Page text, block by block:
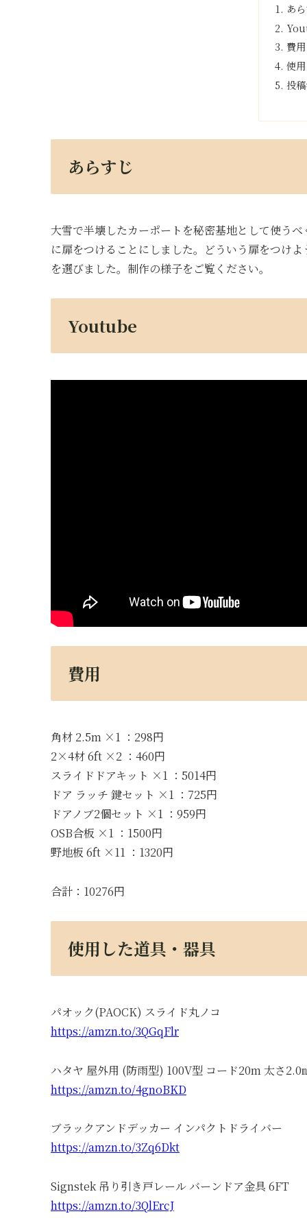
あ
費用
使
投
あらすじ
大雪で半壊したカーポートを秘密基地として使う
に扉をつけることにしました。どういう扉をつけ
を選びました。制作の様子をご覧ください。
Youtube
費用
角材 2.5m ×1 ：298円
2×4材 6ft ×2 ：460円
スライドドアキット ×1 ：5014円
ドア ラッチ 鍵セット ×1 ：725円
ドアノブ2個セット ×1 ：959円
OSB合板 ×1 ：1500円
野地板 6ft ×11 ：1320円
合計：10276円
使用した道具・器具
パオック(PAOCK) スライド丸ノコ
https://amzn.to/3QGqFlr
ハタヤ 屋外用 (防雨型) 100V型 コード20m 太さ2.0
https://amzn.to/4gnoBKD
ブラックアンドデッカー インパクトドライバー
https://amzn.to/3Zq6Dkt
Signstek 吊り引き戸レール バーンドア金具 6FT
https://amzn.to/3QlErcJ